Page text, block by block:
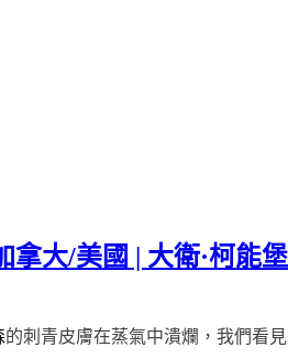
拿大/美國 | 大衛·柯能堡
的刺青皮膚在蒸氣中潰爛，我們看